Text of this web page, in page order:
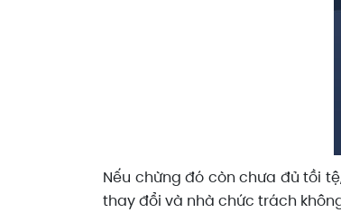
Nếu chừng đó còn chưa đủ tồi
thay đổi và nhà chức trách